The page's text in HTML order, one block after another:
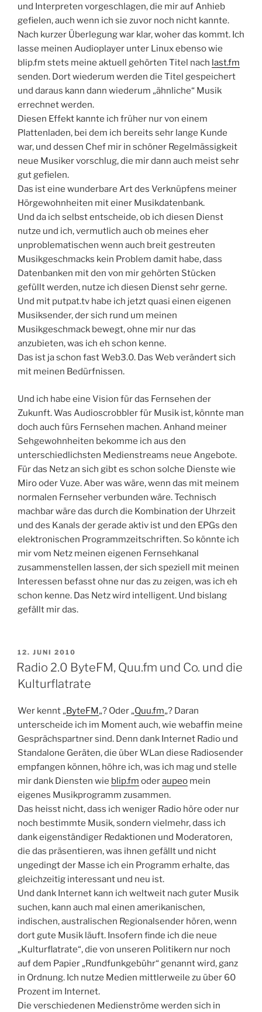
und Interpreten vorgeschlagen, die mir auf Anhieb
gefielen, auch wenn ich sie zuvor noch nicht kannte.
Nach kurzer Überlegung war klar, woher das kommt. Ich
lasse meinen Audioplayer unter Linux ebenso wie
blip.fm stets meine aktuell gehörten Titel nach last.fm
senden. Dort wiederum werden die Titel gespeichert
und daraus kann dann wiederum „ähnliche“ Musik
errechnet werden.
Diesen Effekt kannte ich früher nur von einem
Plattenladen, bei dem ich bereits sehr lange Kunde
war, und dessen Chef mir in schöner Regelmässigkeit
neue Musiker vorschlug, die mir dann auch meist sehr
gut gefielen.
Das ist eine wunderbare Art des Verknüpfens meiner
Hörgewohnheiten mit einer Musikdatenbank.
Und da ich selbst entscheide, ob ich diesen Dienst
nutze und ich, vermutlich auch ob meines eher
unproblematischen wenn auch breit gestreuten
Musikgeschmacks kein Problem damit habe, dass
Datenbanken mit den von mir gehörten Stücken
gefüllt werden, nutze ich diesen Dienst sehr gerne.
Und mit putpat.tv habe ich jetzt quasi einen eigenen
Musiksender, der sich rund um meinen
Musikgeschmack bewegt, ohne mir nur das
anzubieten, was ich eh schon kenne.
Das ist ja schon fast Web3.0. Das Web verändert sich
mit meinen Bedürfnissen.
Und ich habe eine Vision für das Fernsehen der
Zukunft. Was Audioscrobbler für Musik ist, könnte man
doch auch fürs Fernsehen machen. Anhand meiner
Sehgewohnheiten bekomme ich aus den
unterschiedlichsten Medienstreams neue Angebote.
Für das Netz an sich gibt es schon solche Dienste wie
Miro oder Vuze. Aber was wäre, wenn das mit meinem
normalen Fernseher verbunden wäre. Technisch
machbar wäre das durch die Kombination der Uhrzeit
und des Kanals der gerade aktiv ist und den EPGs den
elektronischen Programmzeitschriften. So könnte ich
mir vom Netz meinen eigenen Fernsehkanal
zusammenstellen lassen, der sich speziell mit meinen
Interessen befasst ohne nur das zu zeigen, was ich eh
schon kenne. Das Netz wird intelligent. Und bislang
gefällt mir das.
VERÖFFENTLICHT
AM
12. JUNI 2010
Radio 2.0 ByteFM, Quu.fm und Co. und die
Kulturflatrate
Wer kennt „ByteFM„? Oder „Quu.fm„? Daran
unterscheide ich im Moment auch, wie webaffin meine
Gesprächspartner sind. Denn dank Internet Radio und
Standalone Geräten, die über WLan diese Radiosender
empfangen können, höhre ich, was ich mag und stelle
mir dank Diensten wie blip.fm oderaupeo mein
eigenes Musikprogramm zusammen.
Das heisst nicht, dass ich weniger Radio höre oder nur
noch bestimmte Musik, sondern vielmehr, dass ich
dank eigenständiger Redaktionen und Moderatoren,
die das präsentieren, was ihnen gefällt und nicht
ungedingt der Masse ich ein Programm erhalte, das
gleichzeitig interessant und neu ist.
Und dank Internet kann ich weltweit nach guter Musik
suchen, kann auch mal einen amerikanischen,
indischen, australischen Regionalsender hören, wenn
dort gute Musik läuft. Insofern finde ich die neue
„Kulturflatrate“, die von unseren Politikern nur noch
auf dem Papier „Rundfunkgebühr“ genannt wird, ganz
in Ordnung. Ich nutze Medien mittlerweile zu über 60
Prozent im Internet.
Die verschiedenen Medienströme werden sich in